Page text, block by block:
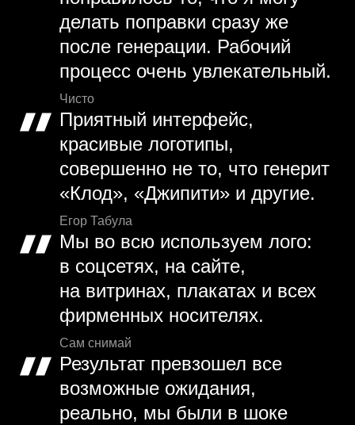
делать поправки сразу же
после генерации. Рабочий
процесс очень увлекательный.
Чисто
Приятный интерфейс,
красивые логотипы,
совершенно не то, что генерит
«Клод», «Джипити» и другие.
Егор Табула
Мы во всю используем лого:
в соцсетях, на сайте,
на витринах, плакатах и всех
фирменных носителях.
Сам снимай
Результат превзошел все
возможные ожидания,
реально, мы были в шоке